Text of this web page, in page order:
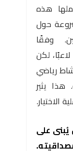
هذه
حول
وفقًا
للمعلومات المتداولة، تم تكريم 140 لاعبًا، لكن
رياضي
هذا يثير
على